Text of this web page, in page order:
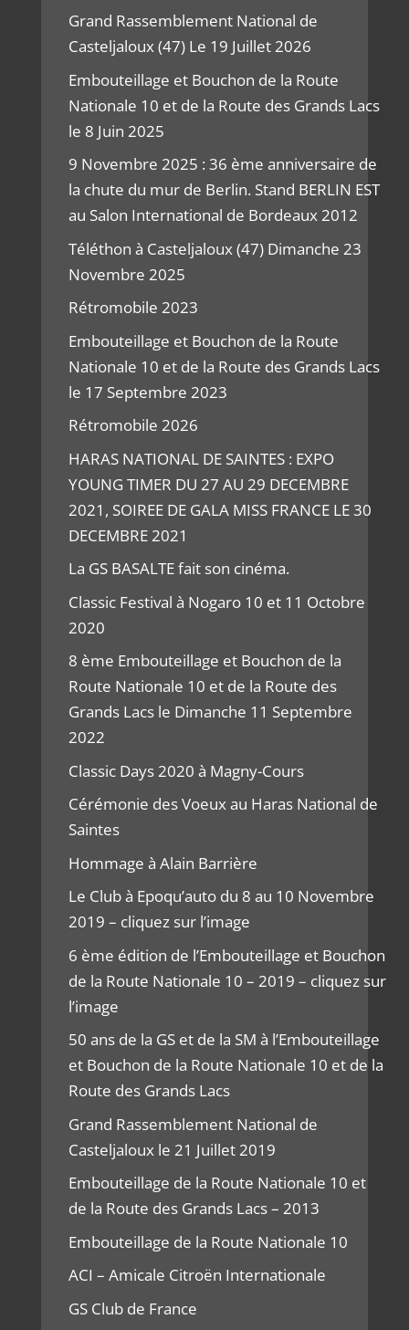
Grand Rassemblement National de
Casteljaloux (47) Le 19 Juillet 2026
Embouteillage et Bouchon de la Route
Nationale 10 et de la Route des Grands Lacs
le 8 Juin 2025
9 Novembre 2025 : 36 ème anniversaire de
la chute du mur de Berlin. Stand BERLIN EST
au Salon International de Bordeaux 2012
Téléthon à Casteljaloux (47) Dimanche 23
Novembre 2025
Rétromobile 2023
Embouteillage et Bouchon de la Route
Nationale 10 et de la Route des Grands Lacs
le 17 Septembre 2023
Rétromobile 2026
HARAS NATIONAL DE SAINTES : EXPO
YOUNG TIMER DU 27 AU 29 DECEMBRE
2021, SOIREE DE GALA MISS FRANCE LE 30
DECEMBRE 2021
La GS BASALTE fait son cinéma.
Classic Festival à Nogaro 10 et 11 Octobre
2020
8 ème Embouteillage et Bouchon de la
Route Nationale 10 et de la Route des
Grands Lacs le Dimanche 11 Septembre
2022
Classic Days 2020 à Magny-Cours
Cérémonie des Voeux au Haras National de
Saintes
Hommage à Alain Barrière
Le Club à Epoqu’auto du 8 au 10 Novembre
2019 – cliquez sur l’image
6 ème édition de l’Embouteillage et Bouchon
de la Route Nationale 10 – 2019 – cliquez sur
l’image
50 ans de la GS et de la SM à l’Embouteillage
et Bouchon de la Route Nationale 10 et de la
Route des Grands Lacs
Grand Rassemblement National de
Casteljaloux le 21 Juillet 2019
Embouteillage de la Route Nationale 10 et
de la Route des Grands Lacs – 2013
Embouteillage de la Route Nationale 10
ACI – Amicale Citroën Internationale
GS Club de France